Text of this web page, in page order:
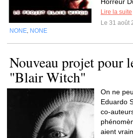
Lire la suite
Le 31 août
NONE NONE
Nouveau projet pour
"Blair Witch"
On ne
Eduardo
co-
aient